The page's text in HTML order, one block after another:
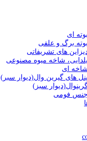
بوته ای
بوته برگ و علفی
های تشریفاتی
یلدایی، شاخه میوه مصنوعی
شاخه ای
پنل های گیرین وال(دیوار سبر)
سبز)
جنس فومی